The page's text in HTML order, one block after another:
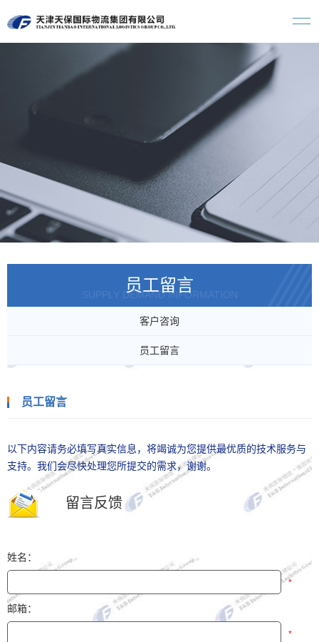
员工留言
SUPPLY DEMAND INFORMATION
客户咨询
员工留言
员工留言
以下内容请务必填写真实信息，将竭诚为您提供最优质的技术服务与
支持。我们会尽快处理您所提交的需求，谢谢。
留言反馈
姓名：
*
邮箱：
*